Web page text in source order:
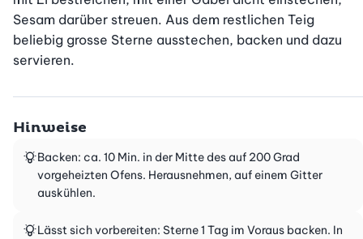
Sesam darüber streuen. Aus dem restlichen Teig
beliebig grosse Sterne ausstechen, backen und dazu
servieren.
Hinweise
Backen: ca. 10 Min. in der Mitte des auf 200 Grad
vorgeheizten Ofens. Herausnehmen, auf einem Gitter
auskühlen.
Lässt sich vorbereiten: Sterne 1 Tag im Voraus backen. In